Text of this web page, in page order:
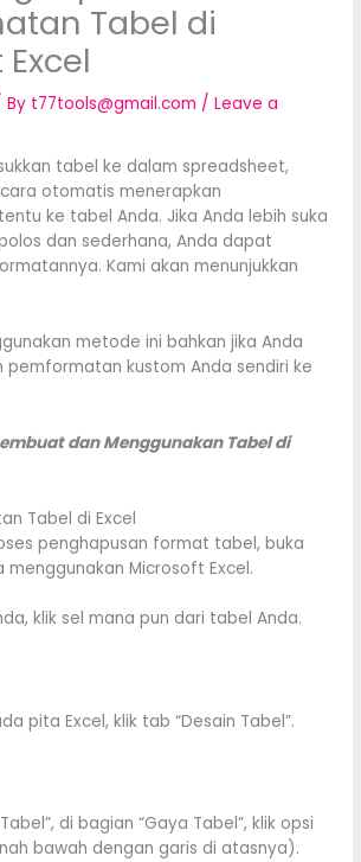
Tabel di
By t77tools@gmail.com /Leave a
tabel ke dalam spreadsheet,
otomatis menerapkan
ke tabel Anda. Jika Anda lebih suka
dan sederhana, Anda dapat
Kami akan menunjukkan
metode ini bahkan jika Anda
pemformatan kustom Anda sendiri ke
dan Menggunakan Tabel di
Tabel di Excel
penghapusan format tabel, buka
menggunakan Microsoft Excel.
klik sel mana pun dari tabel Anda.
pita Excel, klik tab “Desain Tabel”.
di bagian “Gaya Tabel”, klik opsi
bawah dengan garis di atasnya).